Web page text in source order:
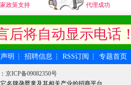
普及营养建康知识。为经销商、分销商
政策支持
代理成功
后将自动显示电话！
明 ┆ 招聘信息 ┆ RSS订阅 ┆ 专题首页
京ICP备09082350号
名牌孕婴童及其相关产业的招商平台